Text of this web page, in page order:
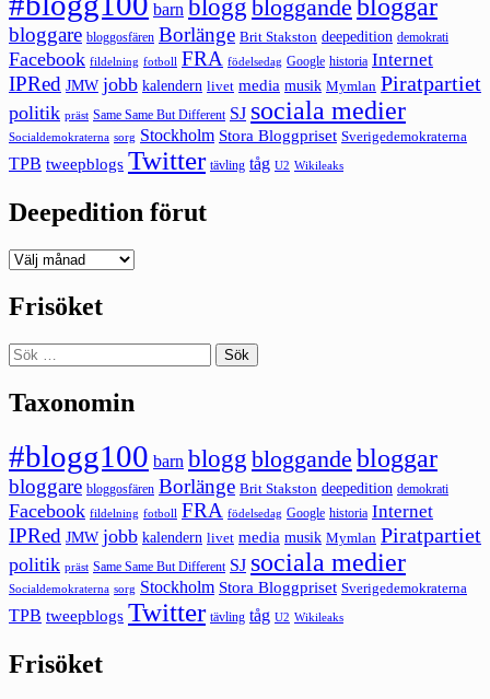
barn blogg bloggande bloggar
bloggare bloggosfären Borlänge Brit Stakston deepedition demokrati
Facebook fildelning fotboll FRA födelsedag Google historia Internet
IPRed JMW jobb kalendern livet media musik Mymlan Piratpartiet
politik präst Same Same But Different SJ sociala medier
Socialdemokraterna sorg Stockholm Stora Bloggpriset Sverigedemokraterna
TPB tweepblogs Twitter tävling tåg U2 Wikileaks
Deepedition förut
Deepedition
Frisöket
Sök
efter:
Taxonomin
#blogg100 barn blogg bloggande bloggar
bloggare bloggosfären Borlänge Brit Stakston deepedition demokrati
Facebook fildelning fotboll FRA födelsedag Google historia Internet
IPRed JMW jobb kalendern livet media musik Mymlan Piratpartiet
politik präst Same Same But Different SJ sociala medier
Socialdemokraterna sorg Stockholm Stora Bloggpriset Sverigedemokraterna
TPB tweepblogs Twitter tävling tåg U2 Wikileaks
Frisöket